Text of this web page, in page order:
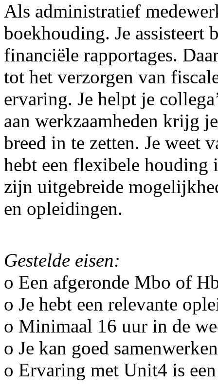
Als administratief
boekhouding. Je assisteert
financiële rapportages.
tot het verzorgen van
ervaring. Je helpt je
aan werkzaamheden krijg
breed in te zetten. Je weet
hebt een flexibele houding
zijn uitgebreide
en opleidingen.
Gestelde eisen:
o Een afgeronde Mbo of
o Je hebt een relevante
o Minimaal 16 uur in de
o Je kan goed
o Ervaring met Unit4 is